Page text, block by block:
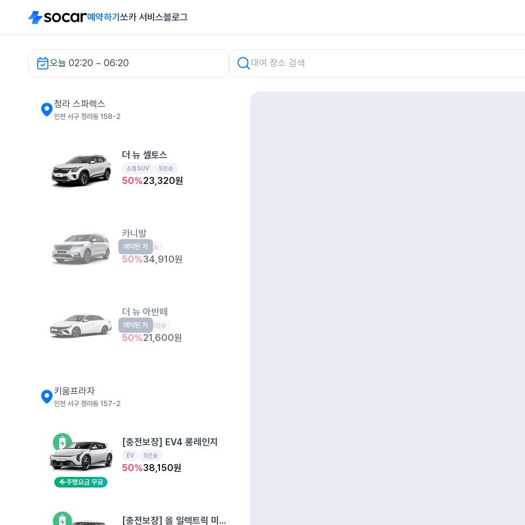
예약하기 쏘카 서비스블로그
오늘 02:20 ~ 06:20
청라 스파렉스 렌터카
청라 스파렉스
인천 서구 청라동 158-2
더 뉴 셀토스
소형SUV 5인승
50%23,320원
카니발
RV 9인승
50%34,910원
예약된 차
더 뉴 아반떼
준중형 5인승
50%21,600원
예약된 차
키움프라자
인천 서구 청라동 157-2
주행요금 무료
[충전보장] EV4 롱레인지
EV 5인승
50%38,150원
[충전보장] 올 일렉트릭 미니 쿠퍼